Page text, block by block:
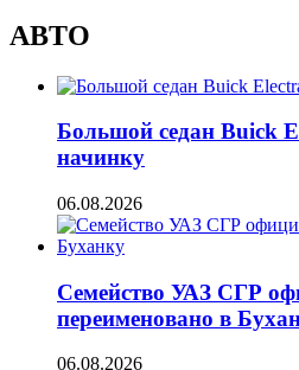
АВТО
Большой седан Buick
начинку
06.08.2026
Семейство УАЗ СГР
переименовано в
06.08.2026